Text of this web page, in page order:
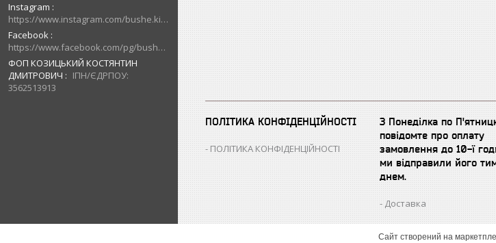
Instagram
https://www.instagram.com/bushe.kiev.ua/
Facebook
https://www.facebook.com/pg/bushe.kiev.ua/posts/
ФОП КОЗИЦЬКИЙ КОСТЯНТИН
ДМИТРОВИЧ
ІПН/ЄДРПОУ:
3562513913
ПОЛІТИКА КОНФІДЕНЦІЙНОСТІ
ПОЛІТИКА КОНФІДЕНЦІЙНОСТІ
З Понеділка по
повідомте про оплату
замовлення до 10-ї
ми відправили його
днем.
Доставка
Сайт створений на